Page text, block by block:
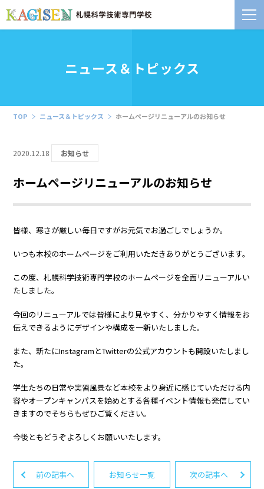
ニュース＆トピックス
TOP ニュース＆トピックス ホームページリニューアルのお知らせ
2020.12.18 お知らせ
ホームページリニューアルのお知らせ
皆様、寒さが厳しい毎日ですがお元気でお過ごしでしょうか。
いつも本校のホームページをご利用いただきありがとうございます。
この度、札幌科学技術専門学校のホームページを全面リニューアルい
たしました。
今回のリニューアルでは皆様により見やすく、分かりやすく情報をお
伝えできるようにデザインや構成を一新いたしました。
また、新たにInstagramとTwitterの公式アカウントも開設いたしまし
た。
学生たちの日常や実習風景など本校をより身近に感じていただける内
容やオープンキャンパスを始めとする各種イベント情報も発信してい
きますのでそちらもぜひご覧ください。
今後ともどうぞよろしくお願いいたします。
前の記事へ お知らせ一覧 次の記事へ